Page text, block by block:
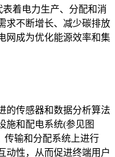
着电力生产、分配和消
求不断增长、减少碳排放
网成为优化能源效率和集
的传感器和数据分析算法
施和配电系统(参见图
传输和分配系统上进行
动性，从而促进终端用户